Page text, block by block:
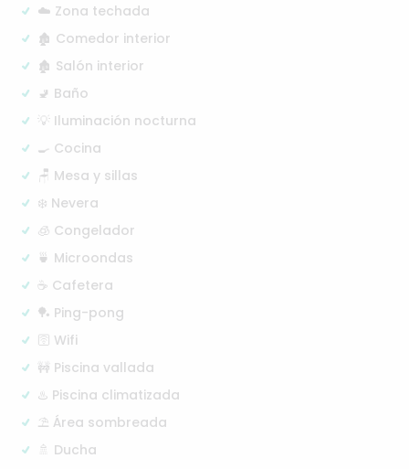
☁️ Zona techada
🏚️ Comedor interior
🏚️ Salón interior
🚽 Baño
💡 Iluminación nocturna
🍳 Cocina
🪑 Mesa y sillas
❄️ Nevera
🧊 Congelador
🍵 Microondas
☕ Cafetera
🏓 Ping-pong
🛜 Wifi
🚧 Piscina vallada
♨️ Piscina climatizada
⛱️ Área sombreada
🚿 Ducha